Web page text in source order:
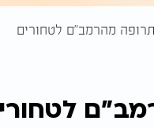
מהרמב"ם לטחורים